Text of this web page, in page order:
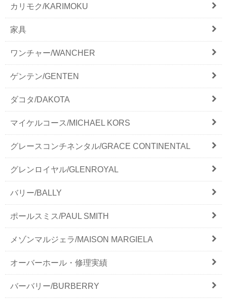
カリモク/KARIMOKU
家具
ワンチャー/WANCHER
ゲンテン/GENTEN
ダコタ/DAKOTA
マイケルコース/MICHAEL KORS
グレースコンチネンタル/GRACE CONTINENTAL
グレンロイヤル/GLENROYAL
バリー/BALLY
ポールスミス/PAUL SMITH
メゾンマルジェラ/MAISON MARGIELA
オーバーホール・修理実績
バーバリー/BURBERRY